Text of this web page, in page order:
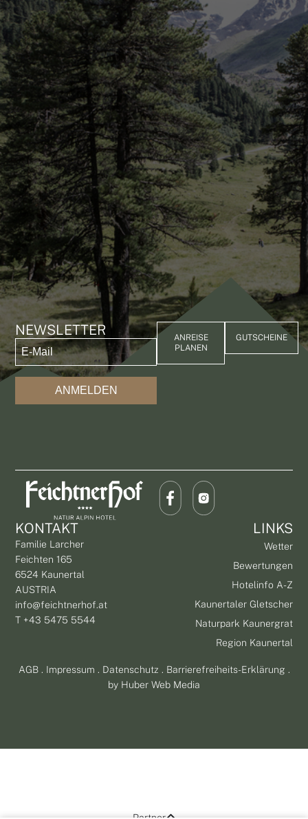
ANREISE
PLANEN
NEWSLETTER
ANMELDEN
GUTSCHEINE
KONTAKT
Familie Larcher
Feichten 165
6524 Kaunertal
AUSTRIA
info@feichtnerhof.at
T +43 5475 5544
LINKS
Wetter
Bewertungen
Hotelinfo A-Z
Kaunertaler Gletscher
Naturpark Kaunergrat
Region Kaunertal
AGB. Impressum . Datenschutz . Barrierefreiheits-Erklärung .
by Huber Web Media